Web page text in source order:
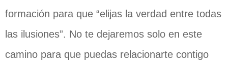
formación para que “elijas la verdad entre todas
las ilusiones”. No te dejaremos solo en este
camino para que puedas relacionarte contigo